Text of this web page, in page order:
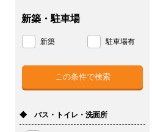
新築・駐車場
新築 駐車場有
◆ バス・トイレ・洗面所